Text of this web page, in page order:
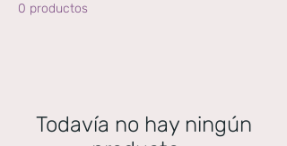
0 productos
Todavía no hay ningún